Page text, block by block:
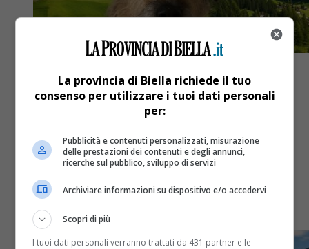
Oggi in edicola tutti i selfie
dell’Adunata degli alpini
Sul giornale La Provincia di Biella.it
La provincia di Biella richiede il tuo
consenso per utilizzare i tuoi dati personali
per:
Pubblicità e contenuti personalizzati, misurazione
delle prestazioni dei contenuti e degli annunci,
ricerche sul pubblico, sviluppo di servizi
Archiviare informazioni su dispositivo e/o accedervi
Scopri di più
I tuoi dati personali verranno trattati da 431 partner e le